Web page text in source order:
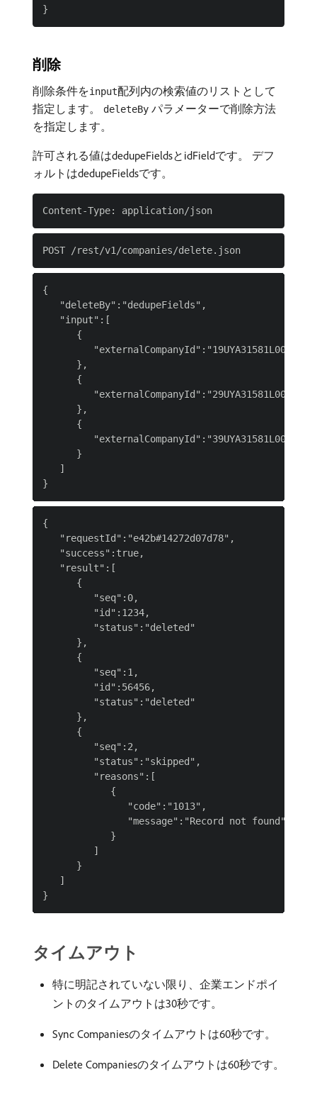
削除
削除条件をinput配列内の検索値のリストとして
指定します。
deleteBy パラメーターで削除方法
を指定します。
許可される値はdedupeFieldsとidFieldです。 デフ
ォルトはdedupeFieldsです。
{
   "deleteBy":"dedupeFields",
   "input":[
      {
         "externalCompanyId":"19UYA31581L000000"
      },
      {
         "externalCompanyId":"29UYA31581L000000"
      },
      {
         "externalCompanyId":"39UYA31581L000000"
      }
   ]
{
   "requestId":"e42b#14272d07d78",
   "success":true,
   "result":[
      {
         "seq":0,
         "id":1234,
         "status":"deleted"
      },
      {
         "seq":1,
         "id":56456,
         "status":"deleted"
      },
      {
         "seq":2,
         "status":"skipped",
         "reasons":[
            {
               "code":"1013",
               "message":"Record not found"
            }
         ]
      }
   ]
タイムアウト
特に明記されていない限り、企業エンドポイ
ントのタイムアウトは30秒です。
Sync Companiesのタイムアウトは60秒です。
Delete Companiesのタイムアウトは60秒です。